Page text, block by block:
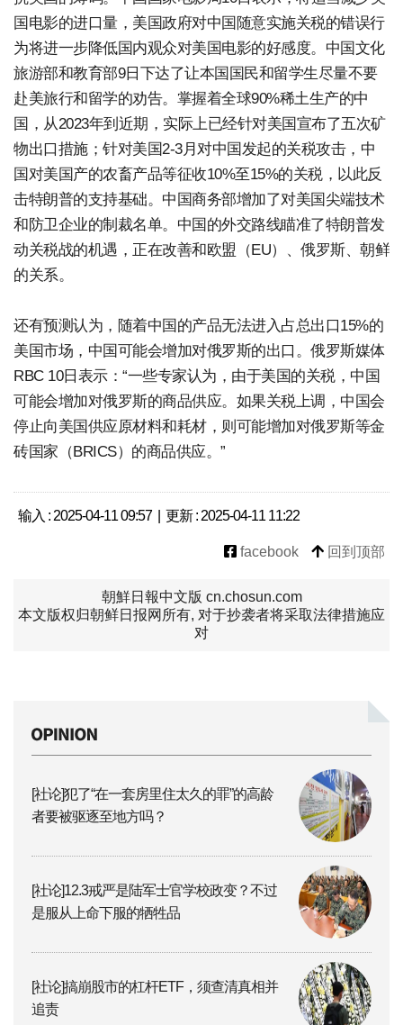
国电影的进口量，美国政府对中国随意实施关税的错误行
为将进一步降低国内观众对美国电影的好感度。中国文化
旅游部和教育部9日下达了让本国国民和留学生尽量不要
赴美旅行和留学的劝告。掌握着全球90%稀土生产的中
国，从2023年到近期，实际上已经针对美国宣布了五次矿
物出口措施；针对美国2-3月对中国发起的关税攻击，中
国对美国产的农畜产品等征收10%至15%的关税，以此反
击特朗普的支持基础。中国商务部增加了对美国尖端技术
和防卫企业的制裁名单。中国的外交路线瞄准了特朗普发
动关税战的机遇，正在改善和欧盟（EU）、俄罗斯、朝鲜
的关系。
还有预测认为，随着中国的产品无法进入占总出口15%的
美国市场，中国可能会增加对俄罗斯的出口。俄罗斯媒体
RBC 10日表示：“一些专家认为，由于美国的关税，中国
可能会增加对俄罗斯的商品供应。如果关税上调，中国会
停止向美国供应原材料和耗材，则可能增加对俄罗斯等金
砖国家（BRICS）的商品供应。”
输入 : 2025-04-11 09:57 | 更新 : 2025-04-11 11:22
facebook 回到顶部
朝鮮日報中文版 cn.chosun.com
本文版权归朝鲜日报网所有, 对于抄袭者将采取法律措施应
对
[社论]犯了“在一套房里住太久的罪”的高龄
者要被驱逐至地方吗？
[社论]12.3戒严是陆军士官学校政变？不过
是服从上命下服的牺牲品
[社论]搞崩股市的杠杆ETF，须查清真相并
追责